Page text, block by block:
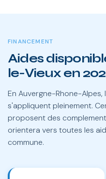
FINANCEMENT
Aides
le-Vieux en
En Auvergne-Rhone-Alpes,
s'appliquent pleinement.
proposent des
orientera vers toutes les
commune.